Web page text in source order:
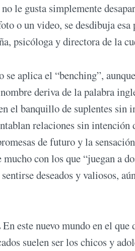
le gusta simplemente
o un video, se desdibuja
psicóloga y directora de la
aplica el “benching”,
deriva de la palabra
el banquillo de suplentes
relaciones sin
de futuro y la
con los que “juegan a
deseados y valiosos,
En este nuevo mundo en el
suelen ser los chicos y